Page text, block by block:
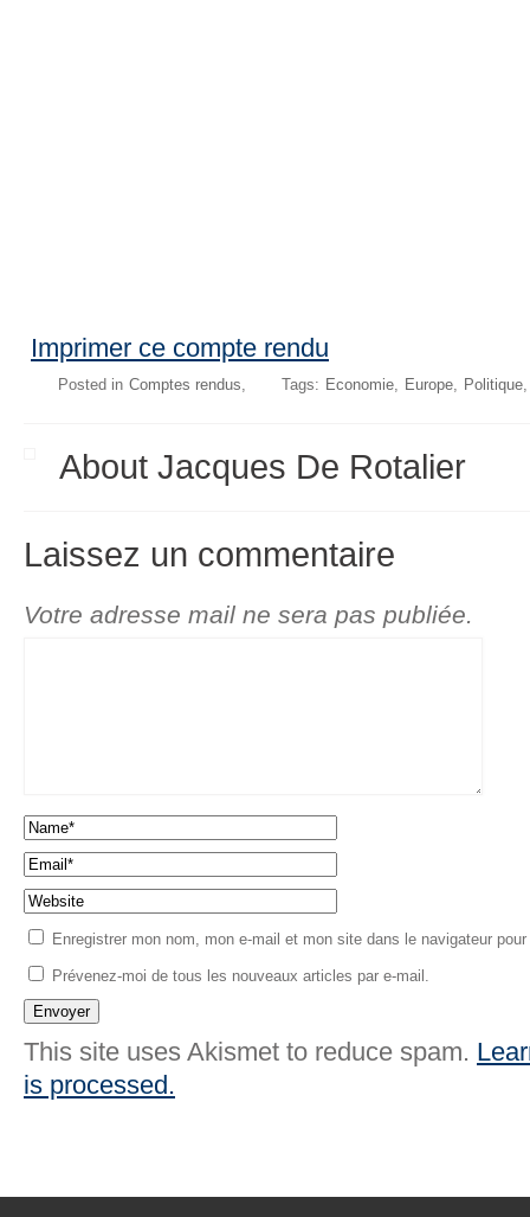
Imprimer ce compte rendu
Posted in Comptes rendus Tags: Economie Europe Politique
About Jacques De Rotalier
Laissez un commentaire
Votre adresse mail ne sera pas publiée.
Enregistrer mon nom, mon e-mail et mon site dans le navigateur
Prévenez-moi de tous les nouveaux articles par e-mail.
This site uses Akismet to reduce spam.
is processed.